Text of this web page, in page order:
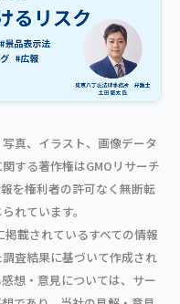
真、イラスト、画像データ
する著作権はGMOリサーチ
を権利者の許可なく無断転
れています。
載されているすべての情報
査結果に基づいて作成され
想・意見については、サー